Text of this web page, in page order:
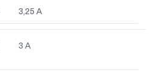
3,25 A
3 A